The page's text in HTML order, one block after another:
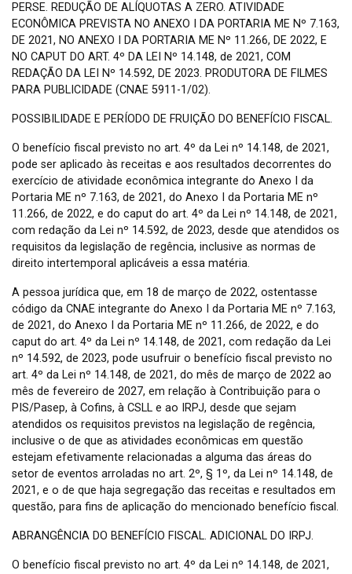
PERSE. REDUÇÃO DE ALÍQUOTAS A ZERO. ATIVIDADE
ECONÔMICA PREVISTA NO ANEXO I DA PORTARIA ME Nº 7.163,
DE 2021, NO ANEXO I DA PORTARIA ME Nº 11.266, DE 2022, E
NO CAPUT DO ART. 4º DA LEI Nº 14.148, de 2021, COM
REDAÇÃO DA LEI Nº 14.592, DE 2023. PRODUTORA DE FILMES
PARA PUBLICIDADE (CNAE 5911-1/02).
POSSIBILIDADE E PERÍODO DE FRUIÇÃO DO BENEFÍCIO FISCAL.
O benefício fiscal previsto no art. 4º da Lei nº 14.148, de 2021,
pode ser aplicado às receitas e aos resultados decorrentes do
exercício de atividade econômica integrante do Anexo I da
Portaria ME nº 7.163, de 2021, do Anexo I da Portaria ME nº
11.266, de 2022, e do caput do art. 4º da Lei nº 14.148, de 2021,
com redação da Lei nº 14.592, de 2023, desde que atendidos os
requisitos da legislação de regência, inclusive as normas de
direito intertemporal aplicáveis a essa matéria.
A pessoa jurídica que, em 18 de março de 2022, ostentasse
código da CNAE integrante do Anexo I da Portaria ME nº 7.163,
de 2021, do Anexo I da Portaria ME nº 11.266, de 2022, e do
caput do art. 4º da Lei nº 14.148, de 2021, com redação da Lei
nº 14.592, de 2023, pode usufruir o benefício fiscal previsto no
art. 4º da Lei nº 14.148, de 2021, do mês de março de 2022 ao
mês de fevereiro de 2027, em relação à Contribuição para o
PIS/Pasep, à Cofins, à CSLL e ao IRPJ, desde que sejam
atendidos os requisitos previstos na legislação de regência,
inclusive o de que as atividades econômicas em questão
estejam efetivamente relacionadas a alguma das áreas do
setor de eventos arroladas no art. 2º, § 1º, da Lei nº 14.148, de
2021, e o de que haja segregação das receitas e resultados em
questão, para fins de aplicação do mencionado benefício fiscal.
ABRANGÊNCIA DO BENEFÍCIO FISCAL. ADICIONAL DO IRPJ.
O benefício fiscal previsto no art. 4º da Lei nº 14.148, de 2021,